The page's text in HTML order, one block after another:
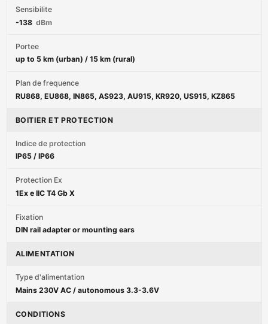
Sensibilite
-138 dBm
Portee
up to 5 km (urban) / 15 km (rural)
Plan de frequence
RU868, EU868, IN865, AS923, AU915, KR920, US915, KZ865
BOITIER ET PROTECTION
Indice de protection
IP65 / IP66
Protection Ex
1Ex e IIC T4 Gb X
Fixation
DIN rail adapter or mounting ears
ALIMENTATION
Type d'alimentation
Mains 230V AC / autonomous 3.3-3.6V
CONDITIONS